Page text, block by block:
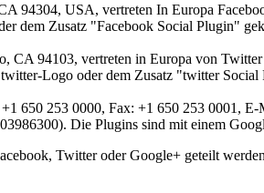
94304, USA, vertreten In Europa
dem Zusatz "Facebook Social Plugin"
CA 94103, vertreten in Europa von
Logo oder dem Zusatz "twitter Social
650 253 0000, Fax: +1 650 253 0001,
Die Plugins sind mit einem
Twitter oder Google+ geteilt